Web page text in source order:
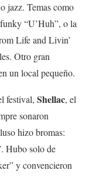
jazz. Temas como
“U’Huh”, o la
Life and Livin’
Otro gran
un local pequeño.
festival, Shellac, el
sonaron
hizo bromas:
Hubo solo de
y convencieron